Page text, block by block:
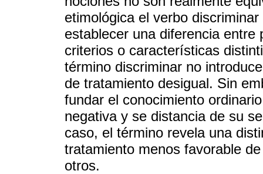
etimológica el verbo
establecer una diferencia
criterios o características
término discriminar no
de tratamiento desigual. Sin
fundar el conocimiento
negativa y se distancia de su
caso, el término revela una
tratamiento menos favorable
otros.